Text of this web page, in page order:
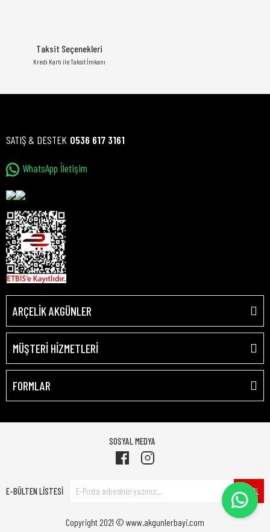
Taksit Seçenekleri
Kredi Kartı ile Taksit İmkanı
SATIŞ & DESTEK 0536 617 3161
WhatsApp İletişim
ARÇELİK AKGÜNLER
MÜŞTERİ HİZMETLERİ
FORMLAR
Copyright 2021 © www.akgunlerbayi.com
E-BÜLTEN LİSTESİ ÜYE OL
SOSYAL MEDYA